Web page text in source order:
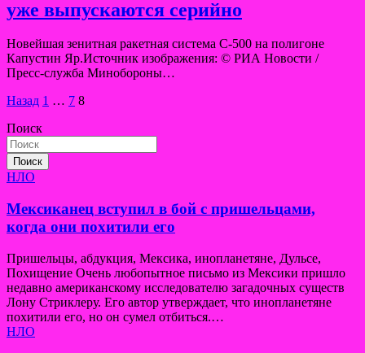
уже выпускаются серийно
Новейшая зенитная ракетная система С-500 на полигоне
Капустин Яр.Источник изображения: © РИА Новости /
Пресс-служба Минобороны…
Пагинация
записей
Назад 1 … 7 8
Поиск
Поиск
НЛО
Мексиканец вступил в бой с пришельцами,
когда они похитили его
Пришельцы, абдукция, Мексика, инопланетяне, Дульсе,
Похищение Очень любопытное письмо из Мексики пришло
недавно американскому исследователю загадочных существ
Лону Стриклеру. Его автор утверждает, что инопланетяне
похитили его, но он сумел отбиться.…
НЛО